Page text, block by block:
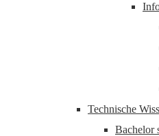
Technische
Bachelor